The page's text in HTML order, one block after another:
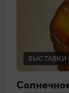
ВЫСТАВКИ